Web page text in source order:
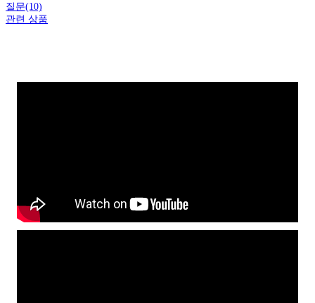
질문(10)
관련 상품